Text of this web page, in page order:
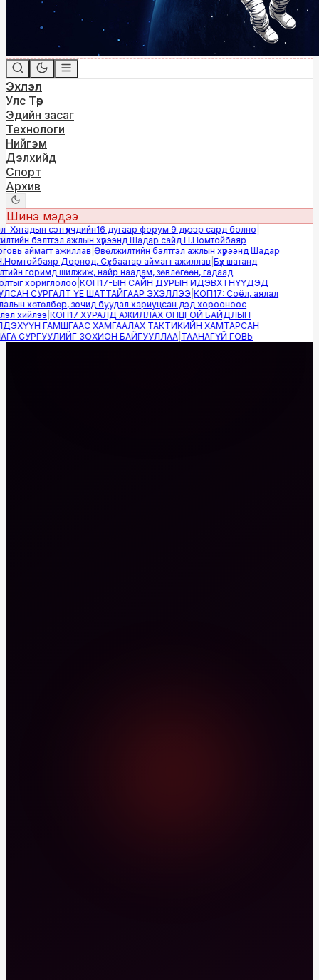
Эхлэл
Улс Төр
Эдийн засаг
Технологи
Нийгэм
Дэлхийд
Спорт
Архив
Шинэ мэдээ
сэтгүүлчдийн16 дугаар форум 9 дүгээр сард болно|
бэлтгэл ажлын хүрээнд Шадар сайд Н.Номтойбаяр
аймагт ажиллав|Өвөлжилтийн бэлтгэл ажлын хүрээнд Шадар
Дорнод, Сүхбаатар аймагт ажиллав|Бүх шатанд
горимд шилжиж, найр наадам, зөвлөгөөн, гадаад
хориглолоо|КОП17-ЫН САЙН ДУРЫН ИДЭВХТНҮҮДЭД
СУРГАЛТ ҮЕ ШАТТАЙГААР ЭХЭЛЛЭЭ|КОП17: Соёл, аялал
хөтөлбөр, зочид буудал хариуцсан дэд хорооноос
хийлээ|КОП17 ХУРАЛД АЖИЛЛАХ ОНЦГОЙ БАЙДЛЫН
ГАМШГААС ХАМГААЛАХ ТАКТИКИЙН ХАМТАРСАН
СУРГУУЛИЙГ ЗОХИОН БАЙГУУЛЛАА|ТААНАГҮЙ ГОВЬ